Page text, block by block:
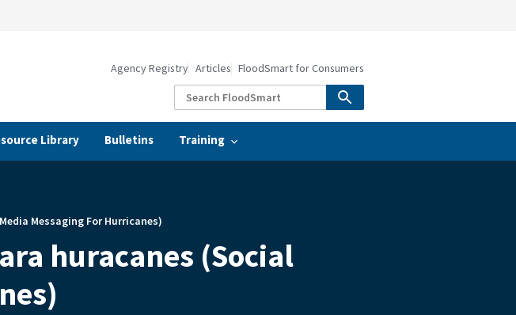
Library Bulletins Training
Agency Registry Articles FloodSmart for Consumers
Messaging For Hurricanes)
huracanes (Social